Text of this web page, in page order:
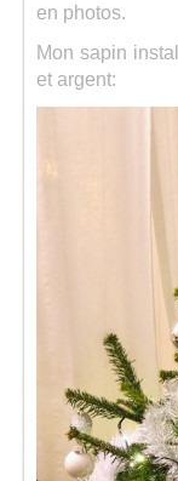
Food &
Cuisine
Séries
en photos.
Mon sapin
et argent: